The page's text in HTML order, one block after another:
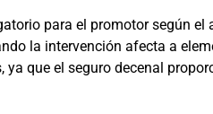
para el promotor según el
la intervención afecta a
que el seguro decenal